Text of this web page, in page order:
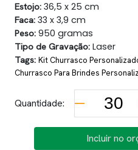
Estojo: 36,5 x 25 cm
Faca: 33 x 3,9 cm
Peso: 950 gramas
Tipo de Gravação: Laser
Tags: Kit Churrasco
Churrasco Para Brindes
Quantidade:
Incluir no